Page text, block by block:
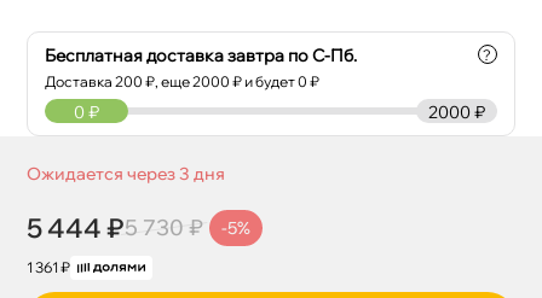
Бесплатная доставка завтра по С-Пб.
Доставка200 ₽, еще2000 ₽ и будет 0 ₽
?
2000 ₽
0 ₽
Ожидается через 3 дня
5 444 ₽5 730 ₽ -5%
1 361 ₽